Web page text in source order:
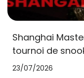
Shanghai
tournoi de
23/07/2026